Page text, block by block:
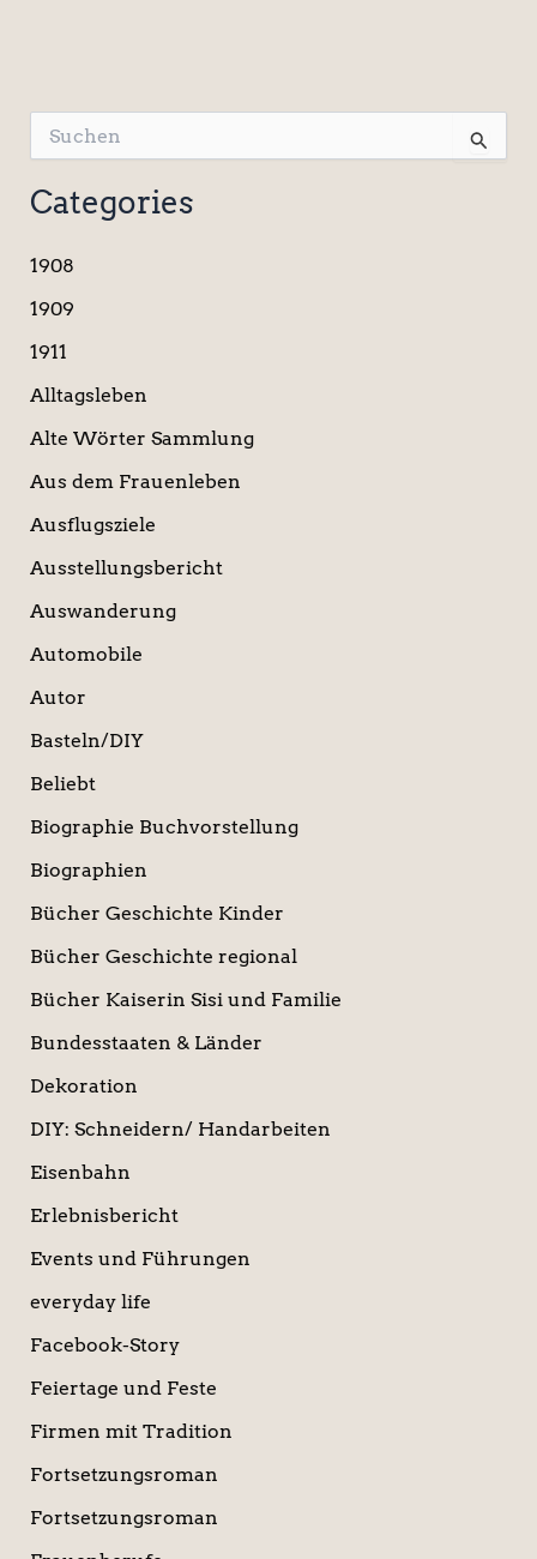
u
c
h
n
a
h
Categories
1908
1909
1911
Alltagsleben
Alte Wörter Sammlung
Aus dem Frauenleben
Ausflugsziele
Ausstellungsbericht
Auswanderung
Automobile
Autor
Basteln/DIY
Beliebt
Biographie Buchvorstellung
Biographien
Bücher Geschichte Kinder
Bücher Geschichte regional
Bücher Kaiserin Sisi und Familie
Bundesstaaten & Länder
Dekoration
DIY: Schneidern/ Handarbeiten
Eisenbahn
Erlebnisbericht
Events und Führungen
everyday life
Facebook-Story
Feiertage und Feste
Firmen mit Tradition
Fortsetzungsroman
Fortsetzungsroman